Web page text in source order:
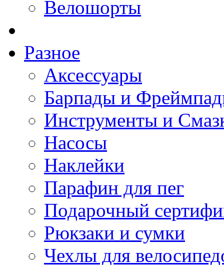
Велошорты
Разное
Аксессуары
Барпады и
Инструменты и
Насосы
Наклейки
Парафин для пег
Подарочный
Рюкзаки и сумки
Чехлы для